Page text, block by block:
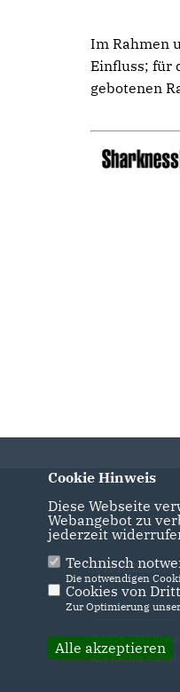
Im Rahmen
Einfluss; für
gebotenen
Internetauftritt
Barnim
IMPRESSUM
@2026 CDU
Alle Rechte
Cookie Hinweis
Diese Webseite
Webangebot zu
jederzeit
Technisch
Die notwendigen
Cookies von
Zur Optimierung
Alle akzeptieren